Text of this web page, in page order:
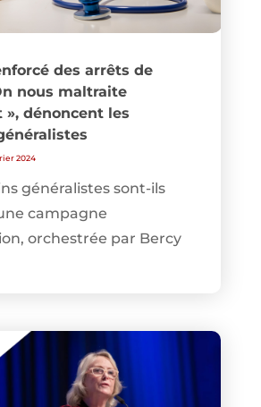
des arrêts de
nous maltraite
dénoncent les
2024
généralistes sont-ils
campagne
orchestrée par Bercy